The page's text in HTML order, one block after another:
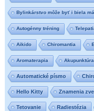
Bylinkárstvo môže byť i biela
Autogénny tréning
Aikido Chiromantia
Aromaterapia Akupunktúra
Automatické písmo
Hello Kitty Znamenia
Tetovanie Radiestézia